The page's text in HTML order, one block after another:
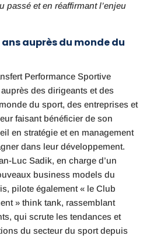
passé et en réaffirmant l’enjeu
ans auprès du monde du
Performance Sportive
des dirigeants et des
du sport, des entreprises et
faisant bénéficier de son
en stratégie et en management
dans leur développement.
Luc Sadik, en charge d’un
business models du
pilote également « le Club
» think tank, rassemblant
qui scrute les tendances et
du secteur du sport depuis